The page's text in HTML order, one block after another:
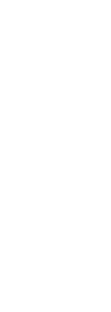
og posteriore